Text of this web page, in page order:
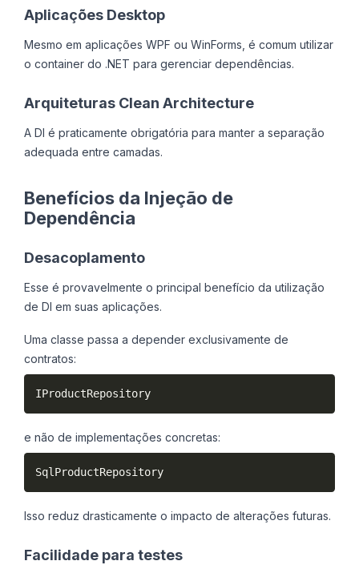
Aplicações Desktop
Mesmo em aplicações WPF ou WinForms, é comum utilizar
o container do .NET para gerenciar dependências.
Arquiteturas Clean Architecture
A DI é praticamente obrigatória para manter a separação
adequada entre camadas.
Benefícios da Injeção de
Dependência
Desacoplamento
Esse é provavelmente o principal benefício da utilização
de DI em suas aplicações.
Uma classe passa a depender exclusivamente de
contratos:
IProductRepository
e não de implementações concretas:
SqlProductRepository
Isso reduz drasticamente o impacto de alterações futuras.
Facilidade para testes